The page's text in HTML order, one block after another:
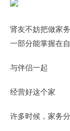
肾友不妨把做家
一部分能掌握在自
与伴侣一起
经营好这个家
许多时候，家务